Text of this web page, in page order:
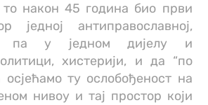
то након 45 година био први
једној антиправославној,
па у једном дијелу и
хистерији, и да “по
ту ослобођеност на
нивоу и тај простор који